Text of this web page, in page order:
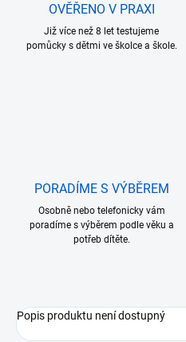
OVĚŘENO V PRAXI
Již více než 8 let testujeme
pomůcky s dětmi ve školce a škole.
PORADÍME S VÝBĚREM
Osobně nebo telefonicky vám
poradíme s výběrem podle věku a
potřeb dítěte.
Popis produktu není dostupný